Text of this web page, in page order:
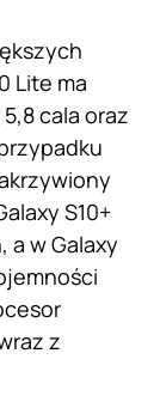
Lite ma
cala oraz
S10+
a w Galaxy
z